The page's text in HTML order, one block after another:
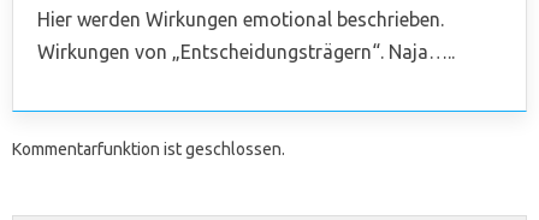
Hier werden Wirkungen emotional beschrieben.
Wirkungen von „Entscheidungsträgern“. Naja…..
Kommentarfunktion ist geschlossen.